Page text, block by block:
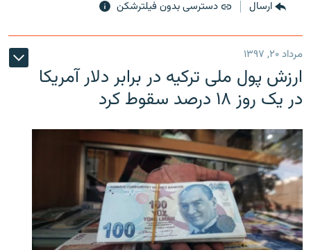
ارسال دسترسی بدون فیلترشکن
مرداد ۲۰, ۱۳۹۷
ارزش پول ملی ترکیه در برابر دلار آمریکا
در یک روز ۱۸ درصد سقوط کرد